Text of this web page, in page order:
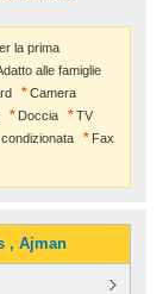
la prima
alle famiglie
Camera
Doccia
TV
Fax
, Ajman